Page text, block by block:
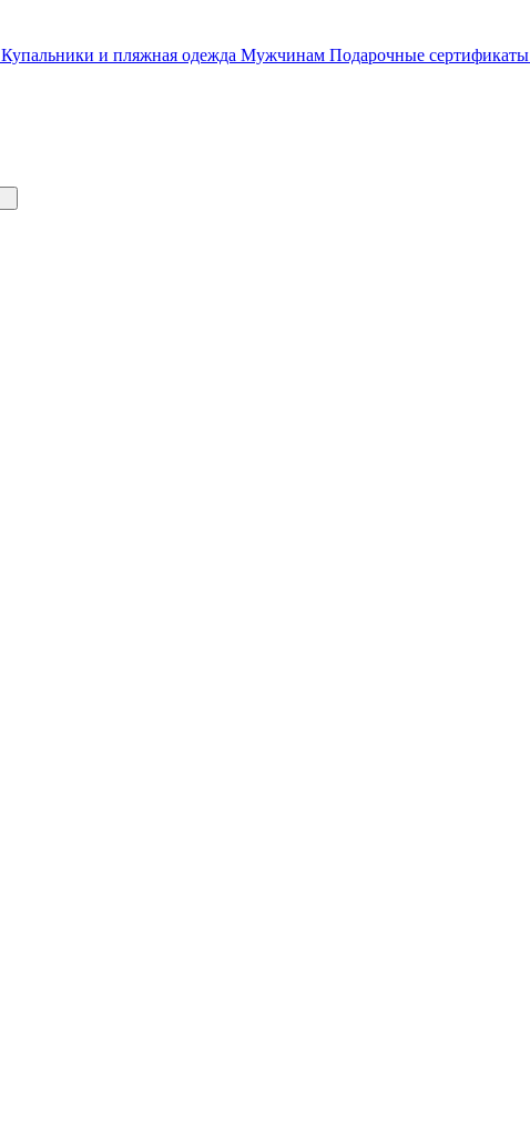
Купальники и пляжная одежда Мужчинам Подарочные сертификаты